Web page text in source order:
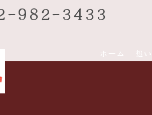
982-3433
ホーム 想い